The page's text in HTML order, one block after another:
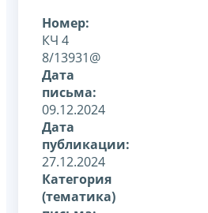
Номер:
КЧ 4
8/13931@
Дата
письма:
09.12.2024
Дата
публикации:
27.12.2024
Категория
(тематика)